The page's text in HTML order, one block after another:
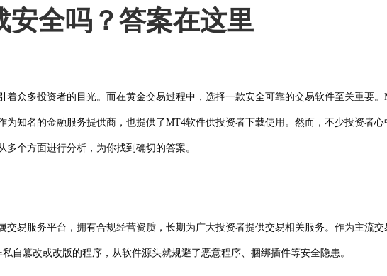
全吗？答案在这里
多投资者的目光。而在黄金交易过程中，选择一款安全可靠的交易软件至关重要。
知名的金融服务提供商，也提供了MT4软件供投资者下载使用。然而，不少投资者
个方面进行分析，为你找到确切的答案。
服务平台，拥有合规经营资质，长期为广大投资者提供交易相关服务。作为主流交
自篡改或改版的程序，从软件源头就规避了恶意程序、捆绑插件等安全隐患。